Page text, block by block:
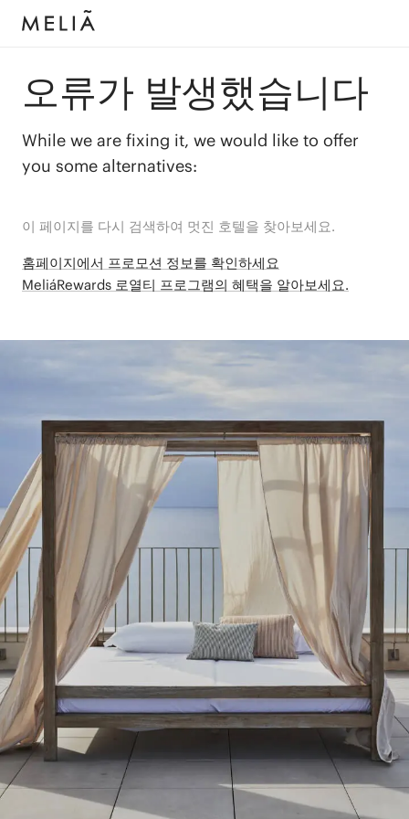
오류가 발생했습니다
While we are fixing it, we would like to offer
you some alternatives:
이 페이지를 다시 검색하여 멋진 호텔을 찾아보세요.
홈페이지에서 프로모션 정보를 확인하세요
MeliáRewards 로열티 프로그램의 혜택을 알아보세요.